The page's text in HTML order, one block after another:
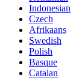
Indonesian
Czech
Afrikaans
Swedish
Polish
Basque
Catalan